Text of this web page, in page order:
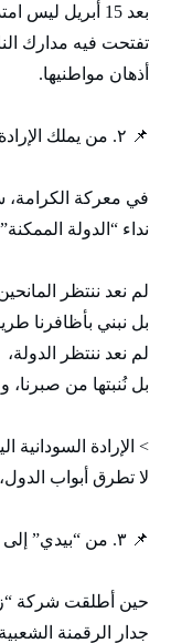
بعد 15 أبريل
تفتحت فيه مدارك
أذهان مواطنيها.
📌 ٢. من يملك الإرادة، لا ينتظر المبادرة
في معركة الكرامة،
نداء “الدولة
لم نعد ننتظر
بل نبني بأظافرنا
لم نعد ننتظر الدولة،
بل نُنبتها من صبرنا،
> الإرادة السودانية
لا تطرق أبواب
📌 ٣. من “بيدي” إلى “نيل كوين”: نحن لا نحلم… نحن نُمهّد
حين أطلقت شركة
جدار الرقمنة